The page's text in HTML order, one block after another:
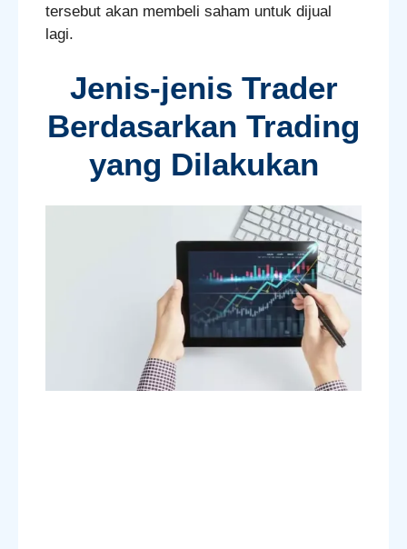
tersebut akan membeli saham untuk dijual
lagi.
Jenis-jenis Trader
Berdasarkan Trading
yang Dilakukan